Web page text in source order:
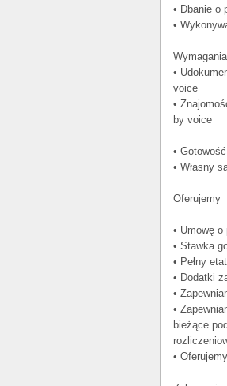
• Dbanie o
•
Wymagania
•
voice
•
by voice
•
• Własny
Oferujemy
• Umowę
• Stawka
• Pełny etat
• Dodatki
•
•
bieżące
•